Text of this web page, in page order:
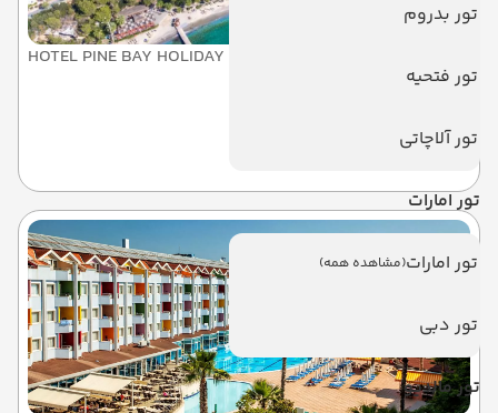
تور بدروم
تور فتحیه
تور آلاچاتی
تور امارات
تور امارات(مشاهده همه)
تور دبی
تور مالدیو
HOTEL PINE BAY HOLIDAY RESORT
هتل پاین بی هالیدی ریزورت
کوش آداسی